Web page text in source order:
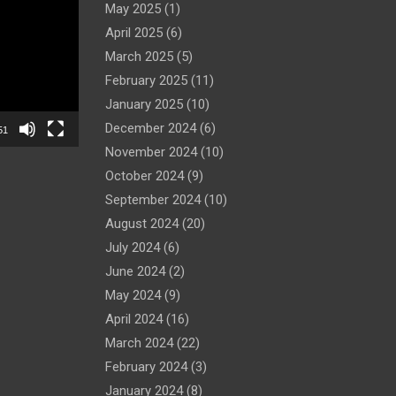
May 2025(1)
April 2025(6)
March 2025(5)
February 2025(11)
January 2025(10)
December 2024(6)
November 2024(10)
October 2024(9)
September 2024(10)
August 2024(20)
July 2024(6)
June 2024(2)
May 2024(9)
April 2024(16)
March 2024(22)
February 2024(3)
January 2024(8)